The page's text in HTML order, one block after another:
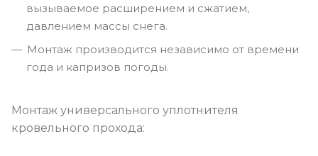
вызываемое расширением и сжатием,
давлением массы снега.
Монтаж производится независимо от времени
года и капризов погоды.
Монтаж универсального уплотнителя
кровельного прохода: